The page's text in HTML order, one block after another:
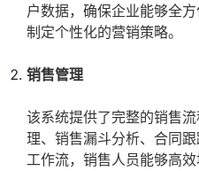
户数据，确保企业能够全
制定个性化的营销策略。
销售管理
该系统提供了完整的销售
理、销售漏斗分析、合同
工作流，销售人员能够高